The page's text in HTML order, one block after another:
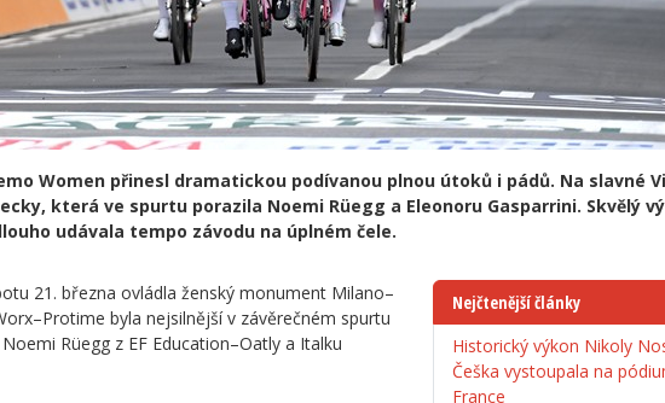
Women přinesl dramatickou podívanou plnou útoků i pádů. Na slavné
která ve spurtu porazila Noemi Rüegg a Eleonoru Gasparrini. Skvělý
udávala tempo závodu na úplném čele.
21. března ovládla ženský monument Milano–
byla nejsilnější v závěrečném spurtu
Rüegg z EF Education–Oatly a Italku
Nejčtenější články
Historický výkon Nikoly
Češka vystoupala na
France